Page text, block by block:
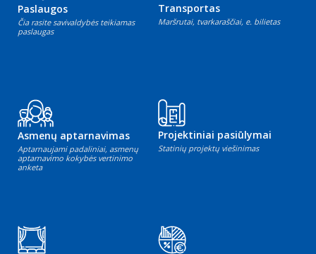
Paslaugos
Čia rasite savivaldybės teikiamas
paslaugas
Transportas
Maršrutai, tvarkaraščiai, e. bilietas
Asmenų aptarnavimas
Aptarnaujami padaliniai, asmenų
aptarnavimo kokybės vertinimo
anketa
Projektiniai pasiūlymai
Statinių projektų viešinimas